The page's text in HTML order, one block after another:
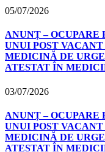
05/07/2026
ANUNȚ – OCUPARE
UNUI POST
MEDICINĂ DE
ATESTAT ÎN
03/07/2026
ANUNȚ – OCUPARE
UNUI POST
MEDICINĂ DE
ATESTAT ÎN